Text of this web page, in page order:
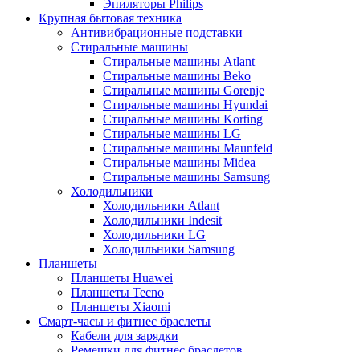
Эпиляторы Philips
Крупная бытовая техника
Антивибрационные подставки
Стиральные машины
Стиральные машины Atlant
Стиральные машины Beko
Стиральные машины Gorenje
Стиральные машины Hyundai
Стиральные машины Korting
Стиральные машины LG
Стиральные машины Maunfeld
Стиральные машины Midea
Стиральные машины Samsung
Холодильники
Холодильники Atlant
Холодильники Indesit
Холодильники LG
Холодильники Samsung
Планшеты
Планшеты Huawei
Планшеты Tecno
Планшеты Xiaomi
Смарт-часы и фитнес браслеты
Кабели для зарядки